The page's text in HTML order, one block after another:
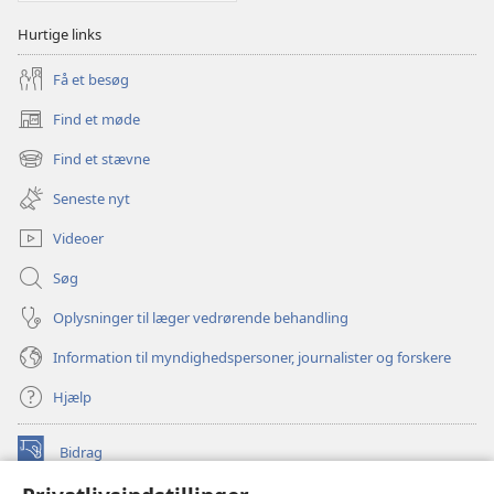
Hurtige links
Få et besøg
Find et møde
(åbner
nyt
vindue)
Find et stævne
(åbner
nyt
vindue)
Seneste nyt
Videoer
Søg
Oplysninger til læger vedrørende behandling
Information til myndighedspersoner, journalister og forskere
Hjælp
Bidrag
(åbner